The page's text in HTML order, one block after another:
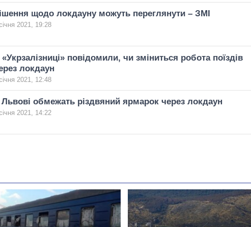
щодо локдауну можуть переглянути – ЗМІ
2021, 19:28
повідомили, чи зміниться робота поїздів
локдаун
2021, 12:48
обмежать різдвяний ярмарок через локдаун
2021, 14:22